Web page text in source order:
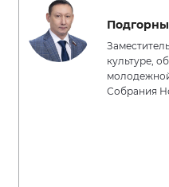
культуре,
Собрания